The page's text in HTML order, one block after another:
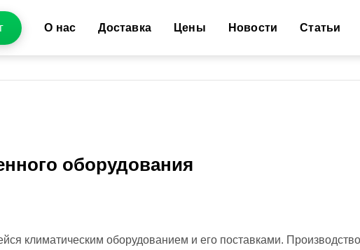
Основная навигация
О нас Доставка Цены Новости Статьи
оборудования
климатическим оборудованием и его поставками.